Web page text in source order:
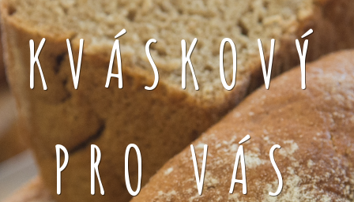
KVÁSKOVÝ
PRO VÁS